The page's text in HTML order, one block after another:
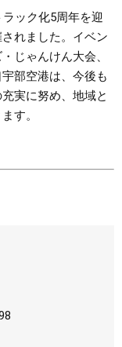
ック化5周年を迎
れました。イベン
じゃんけん大会、
部空港は、今後も
実に努め、地域と
す。